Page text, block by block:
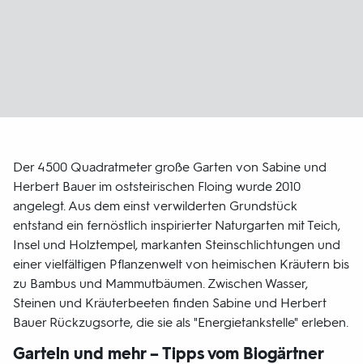
Der 4500 Quadratmeter große Garten von Sabine und
Herbert Bauer im oststeirischen Floing wurde 2010
angelegt. Aus dem einst verwilderten Grundstück
entstand ein fernöstlich inspirierter Naturgarten mit Teich,
Insel und Holztempel, markanten Steinschlichtungen und
einer vielfältigen Pflanzenwelt von heimischen Kräutern bis
zu Bambus und Mammutbäumen. Zwischen Wasser,
Steinen und Kräuterbeeten finden Sabine und Herbert
Bauer Rückzugsorte, die sie als "Energietankstelle" erleben.
Garteln und mehr – Tipps vom Biogärtner